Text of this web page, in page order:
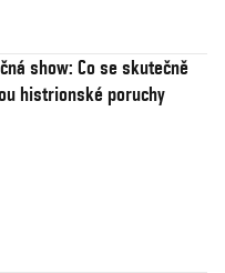
show: Co se skutečně
histrionské poruchy